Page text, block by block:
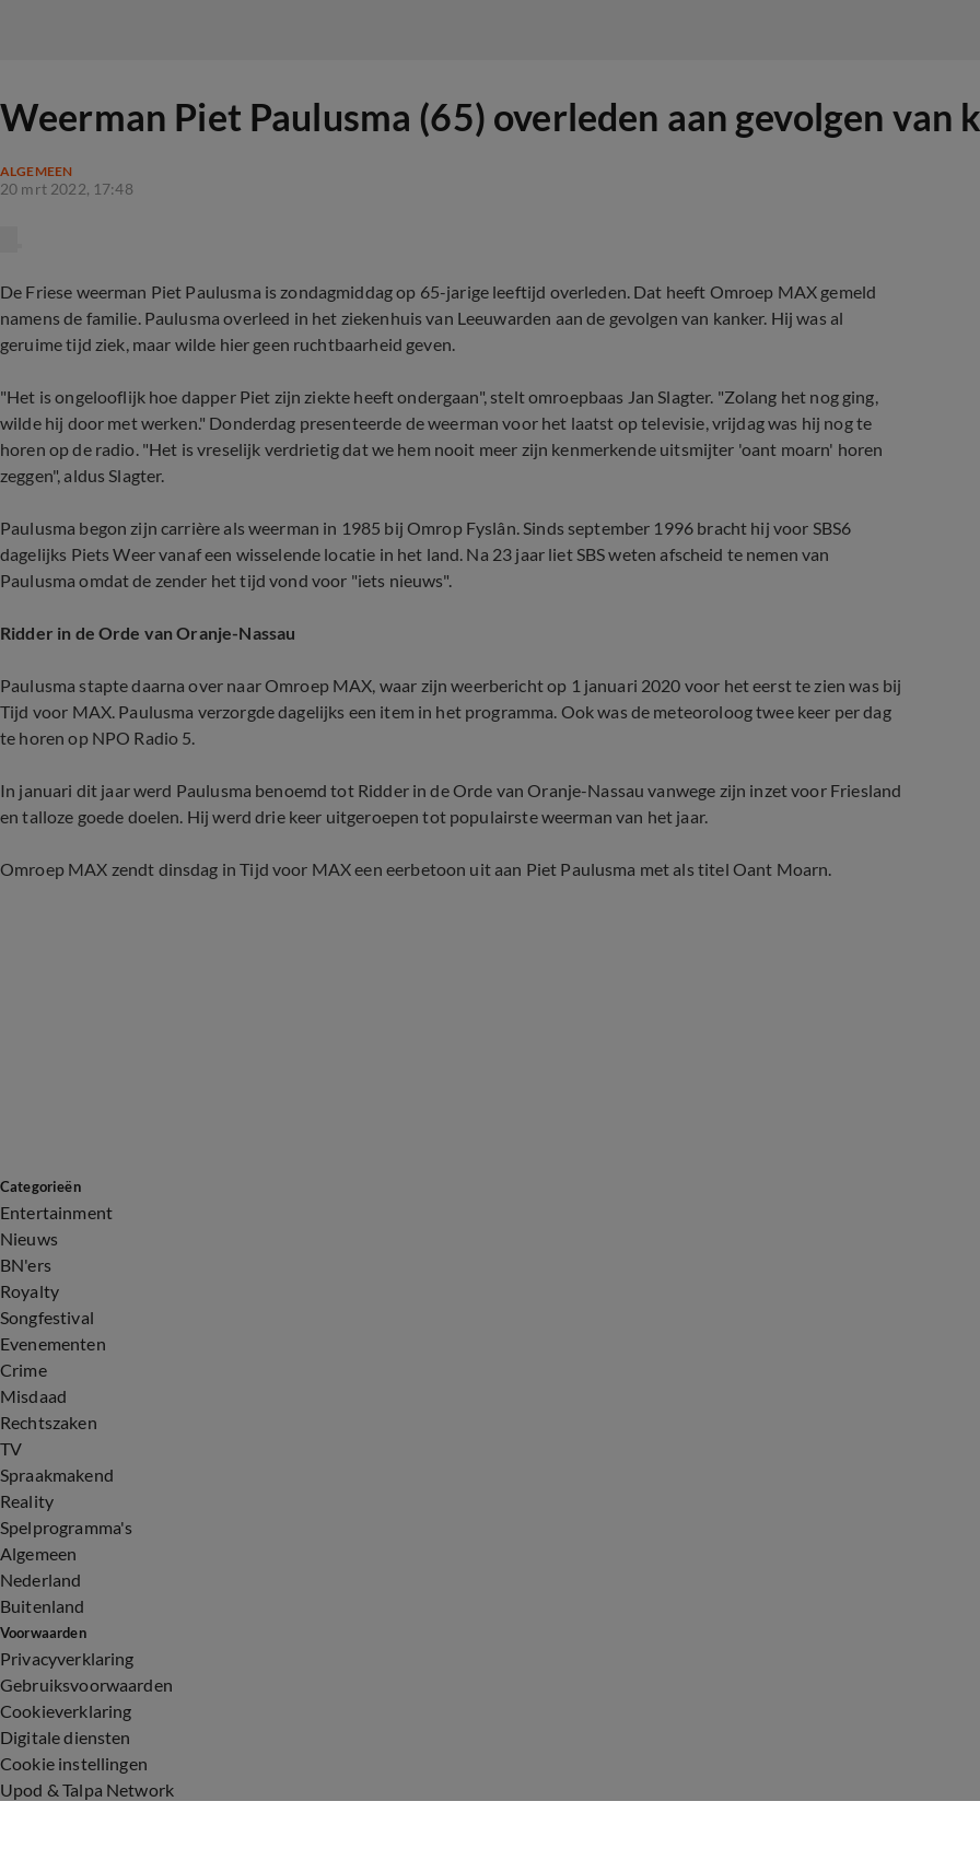
Weerman Piet Paulusma (65) overleden aan gevolgen van
ALGEMEEN
20 mrt 2022, 17:48
De Friese weerman Piet Paulusma is zondagmiddag op 65-jarige leeftijd overleden. Dat heeft Omroep MAX gemeld
namens de familie. Paulusma overleed in het ziekenhuis van Leeuwarden aan de gevolgen van kanker. Hij was al
geruime tijd ziek, maar wilde hier geen ruchtbaarheid geven.
"Het is ongelooflijk hoe dapper Piet zijn ziekte heeft ondergaan", stelt omroepbaas Jan Slagter. "Zolang het nog ging,
wilde hij door met werken." Donderdag presenteerde de weerman voor het laatst op televisie, vrijdag was hij nog te
horen op de radio. "Het is vreselijk verdrietig dat we hem nooit meer zijn kenmerkende uitsmijter 'oant moarn' horen
zeggen", aldus Slagter.
Paulusma begon zijn carrière als weerman in 1985 bij Omrop Fyslân. Sinds september 1996 bracht hij voor SBS6
dagelijks Piets Weer vanaf een wisselende locatie in het land. Na 23 jaar liet SBS weten afscheid te nemen van
Paulusma omdat de zender het tijd vond voor "iets nieuws".
Ridder in de Orde van Oranje-Nassau
Paulusma stapte daarna over naar Omroep MAX, waar zijn weerbericht op 1 januari 2020 voor het eerst te zien was bij
Tijd voor MAX. Paulusma verzorgde dagelijks een item in het programma. Ook was de meteoroloog twee keer per dag
te horen op NPO Radio 5.
In januari dit jaar werd Paulusma benoemd tot Ridder in de Orde van Oranje-Nassau vanwege zijn inzet voor Friesland
en talloze goede doelen. Hij werd drie keer uitgeroepen tot populairste weerman van het jaar.
Omroep MAX zendt dinsdag in Tijd voor MAX een eerbetoon uit aan Piet Paulusma met als titel Oant Moarn.
Categorieën
Entertainment
Nieuws
BN'ers
Royalty
Songfestival
Evenementen
Crime
Misdaad
Rechtszaken
TV
Spraakmakend
Reality
Spelprogramma's
Algemeen
Nederland
Buitenland
Voorwaarden
Privacyverklaring
Gebruiksvoorwaarden
Cookieverklaring
Digitale diensten
Cookie instellingen
Upod & Talpa Network